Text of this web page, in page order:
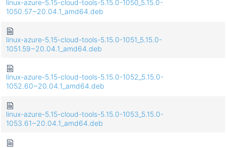
linux-azure-5.15-cloud-tools-5.15.0-1050_5.15.0-
1050.57~20.04.1_amd64.deb
linux-azure-5.15-cloud-tools-5.15.0-1051_5.15.0-
1051.59~20.04.1_amd64.deb
linux-azure-5.15-cloud-tools-5.15.0-1052_5.15.0-
1052.60~20.04.1_amd64.deb
linux-azure-5.15-cloud-tools-5.15.0-1053_5.15.0-
1053.61~20.04.1_amd64.deb